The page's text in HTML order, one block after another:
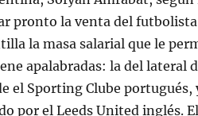
pronto la venta del
la masa salarial que le
apalabradas: la del lateral
el Sporting Clube
por el Leeds United inglés.